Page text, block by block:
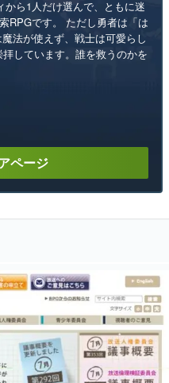
から1人だけ選んで、ともに迷
RPGです。 ただし勇者は「は
法が使えず、戦士は可愛らし
しています。誰を救うのかを
ページ